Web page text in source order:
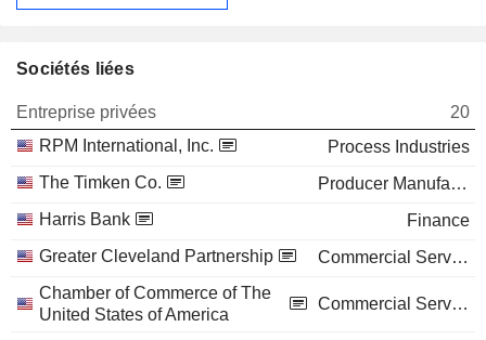
Sociétés liées
Entreprise privées
20
RPM International, Inc.
Process Industries
The Timken Co.
Producer Manufacturing
Harris Bank
Finance
Greater Cleveland Partnership
Commercial Services
Chamber of Commerce of The
United States of America
Commercial Services